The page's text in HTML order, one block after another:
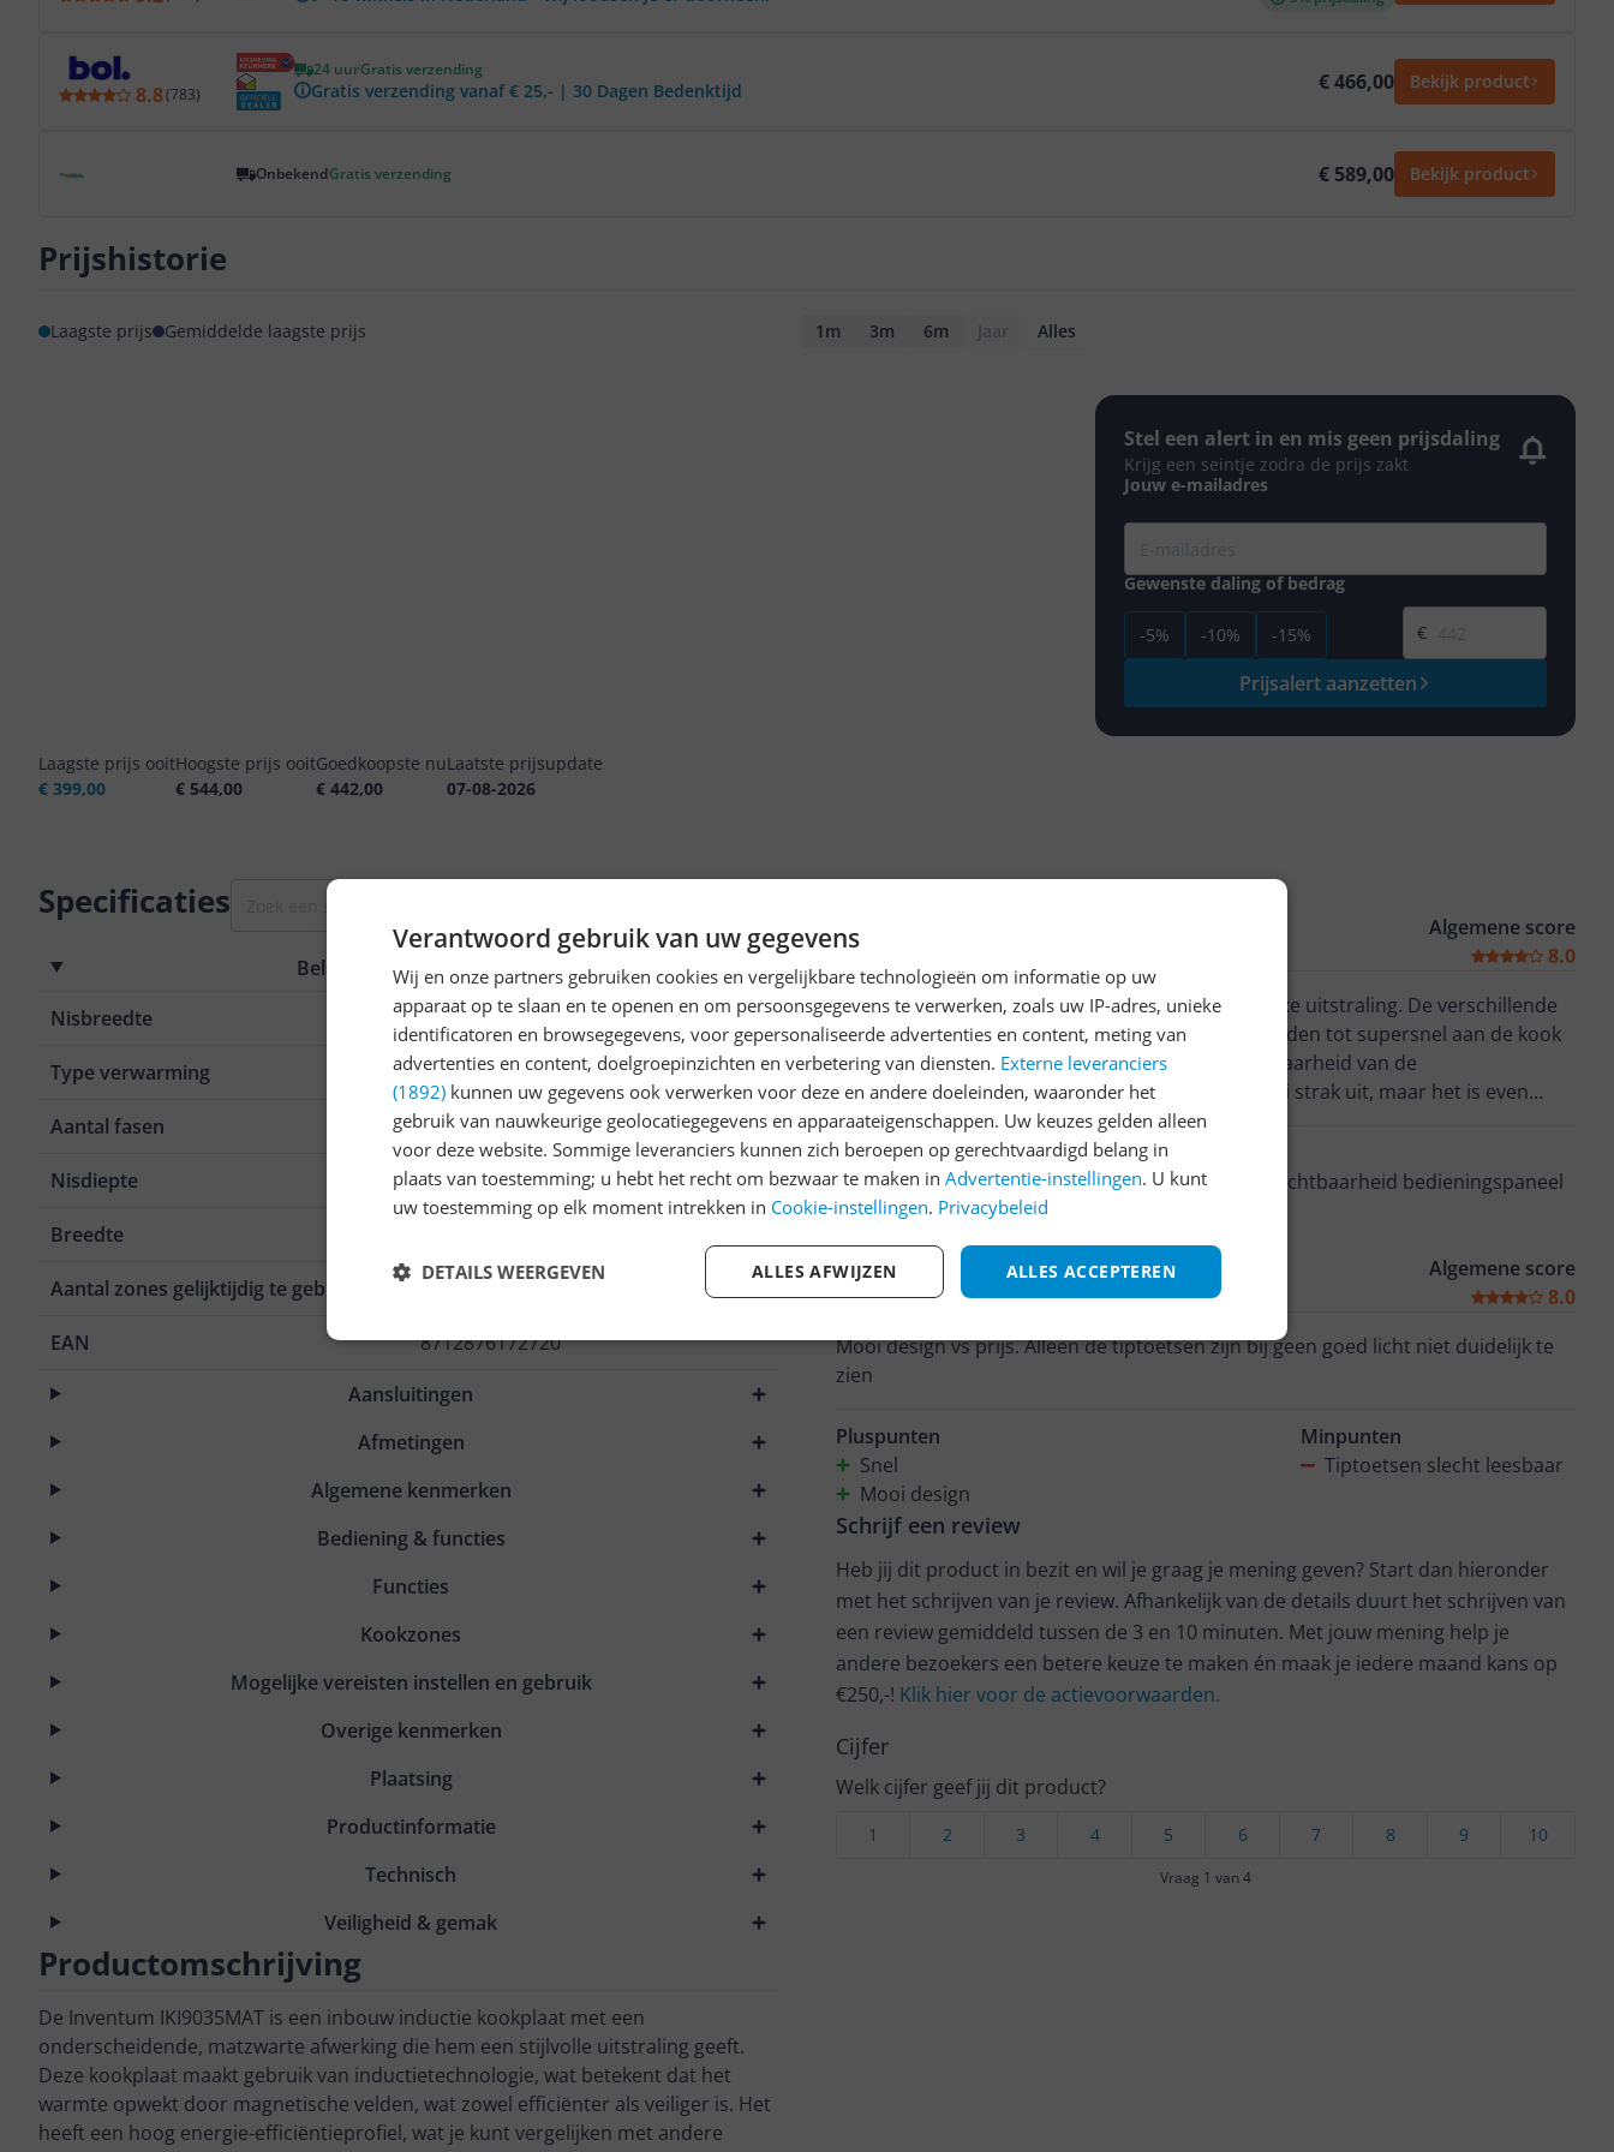
8.8(783)
24 uurGratis verzending
Gratis verzending vanaf € 25,- | 30 Dagen Bedenktijd € 466,00 Bekijk product
OnbekendGratis verzending € 589,00 Bekijk product
Prijshistorie
Laagste prijs Gemiddelde laagste prijs 1m 3m 6m Jaar Alles
Laagste prijs ooit
€ 399,00
Hoogste prijs ooit
€ 544,00
Goedkoopste nu
€ 442,00
Laatste prijsupdate
07-08-2026
Stel een alert in en mis geen prijsdaling
Krijg een seintje zodra de prijs zakt
Jouw e-mailadres
Gewenste daling of bedrag
-5% -10% -15%
Gewenste prijs
€
Prijsalert aanzetten
Specificaties
Belangrijkste kenmerken
Nisbreedte
87 cm
Type verwarming Inductie
Aantal fasen 2-fasen
Nisdiepte 49 cm
Breedte
Aantal zones gelijktijdig te gebruiken
EAN
8712876172720
Aansluitingen
Afmetingen
Algemene kenmerken
Bediening & functies
Functies
Kookzones
Mogelijke vereisten instellen en gebruik
Overige kenmerken
Plaatsing
Productinformatie
Technisch
Veiligheid & gemak
Productomschrijving
De Inventum IKI9035MAT is een inbouw inductie kookplaat met een
onderscheidende, matzwarte afwerking die hem een stijlvolle uitstraling geeft.
Deze kookplaat maakt gebruik van inductietechnologie, wat betekent dat het
warmte opwekt door magnetische velden, wat zowel efficiënter als veiliger is. Het
heeft een hoog energie-efficiëntieprofiel, wat je kunt vergelijken met andere
Rik
22-08-2023
Algemene score
8.0
Mooie kookplaat, de matte afwerking geeft een luxe uitstraling. De verschillende
standen werken fijn om te variëren van warm houden tot supersnel aan de kook
brengen. Enige minpuntje zijn de slechtere zichtbaarheid van de
bedieningsknopjes. Hierdoor ziet de plaat er mooi strak uit, maar het is even
zoeken en wennen in het begin.
Pluspunten
mooie matte afwerking
veel verschillende standen
Lekker ruim oppervlak
slechte zichtbaarheid bedieningspaneel
m*******@h**********
21-03-2023
Algemene score
8.0
Mooi design vs prijs. Alleen de tiptoetsen zijn bij geen goed licht niet duidelijk te
zien
Pluspunten
Snel
Mooi design
Minpunten
Tiptoetsen slecht leesbaar
Schrijf een review
Heb jij dit product in bezit en wil je graag je mening geven? Start dan hieronder
met het schrijven van je review. Afhankelijk van de details duurt het schrijven van
een review gemiddeld tussen de 3 en 10 minuten. Met jouw mening help je
andere bezoekers een betere keuze te maken én maak je iedere maand kans op
€250,-! Klik hier voor de actievoorwaarden.
Cijfer
Welk cijfer geef jij dit product?
10
9
8
7
6
5
4
3
2
1
Vraag 1 van 4
Verantwoord gebruik van uw gegevens
Wij en onze partners gebruiken cookies en vergelijkbare technologieën om informatie op uw
apparaat op te slaan en te openen en om persoonsgegevens te verwerken, zoals uw IP-adres, unieke
identificatoren en browsegegevens, voor gepersonaliseerde advertenties en content, meting van
advertenties en content, doelgroepinzichten en verbetering van diensten. Externe leveranciers
(1892) kunnen uw gegevens ook verwerken voor deze en andere doeleinden, waaronder het
gebruik van nauwkeurige geolocatiegegevens en apparaateigenschappen. Uw keuzes gelden alleen
voor deze website. Sommige leveranciers kunnen zich beroepen op gerechtvaardigd belang in
plaats van toestemming; u hebt het recht om bezwaar te maken in Advertentie-instellingen. U kunt
uw toestemming op elk moment intrekken in Cookie-instellingen. Privacybeleid
ALLES ACCEPTEREN
ALLES AFWIJZEN
DETAILS WEERGEVEN